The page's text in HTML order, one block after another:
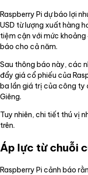
Raspberry Pi dự báo lợi
USD từ lượng xuất hàng
tiệm cận với mức
báo cho cả năm.
Sau thông báo này, các
đẩy giá cổ phiếu của
ba lần giá trị của công ty
Giêng.
Tuy nhiên, chi tiết thú vị
trên.
Áp lực từ chuỗi
Raspberry Pi cảnh báo